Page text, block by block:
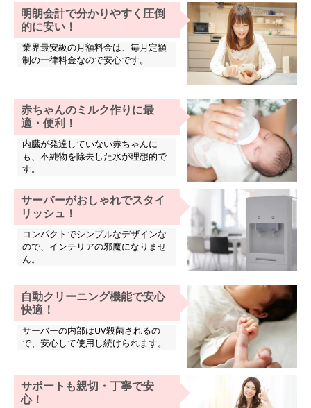
明朗会計で分かりやすく圧倒
的に安い！
業界最安級の月額料金は、毎月定額
制の一律料金なので安心です。
赤ちゃんのミルク作りに最
適・便利！
内臓が発達していない赤ちゃんに
も、不純物を除去した水が理想的で
す。
サーバーがおしゃれでスタイ
リッシュ！
コンパクトでシンプルなデザインな
ので、インテリアの邪魔になりませ
ん。
自動クリーニング機能で安心
快適！
サーバーの内部はUV殺菌されるの
で、安心して使用し続けられます。
サポートも親切・丁寧で安
心！